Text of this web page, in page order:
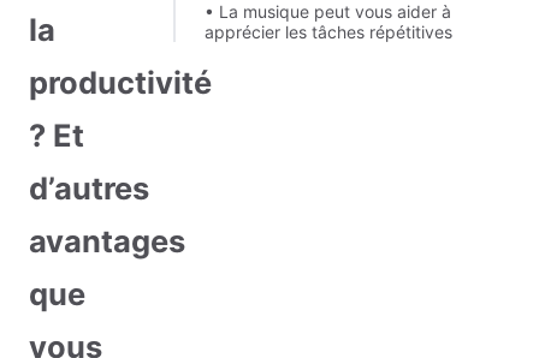
la
productivité
? Et
d’autres
avantages
que
vous
• La musique peut vous aider à
apprécier les tâches répétitives